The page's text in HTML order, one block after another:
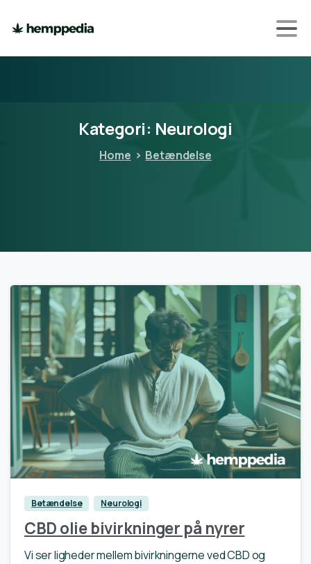
Kategori: Neurologi
Home Betændelse
0
Betændelse Neurologi
CBD olie bivirkninger på nyrer
Vi ser ligheder mellem bivirkningerne ved CBD og